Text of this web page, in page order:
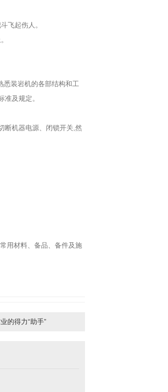
飞起伤人。
悉装岩机的各部结构和工
及规定。
断机器电源、闭锁开关,然
用材料、备品、备件及施
的得力“助手”